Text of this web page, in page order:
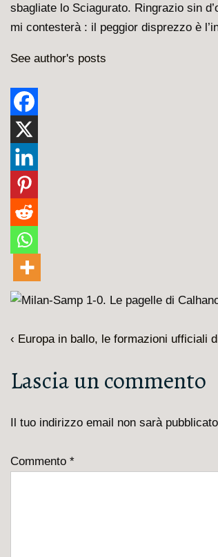
sbagliate lo Sciagurato. Ringrazio sin
mi contesterà : il peggior disprezzo è
See author's posts
Navigazione
L'articolo
è
‹ Europa in ballo, le formazioni ufficiali
Lascia un commento
Il tuo indirizzo email non sarà
Commento *